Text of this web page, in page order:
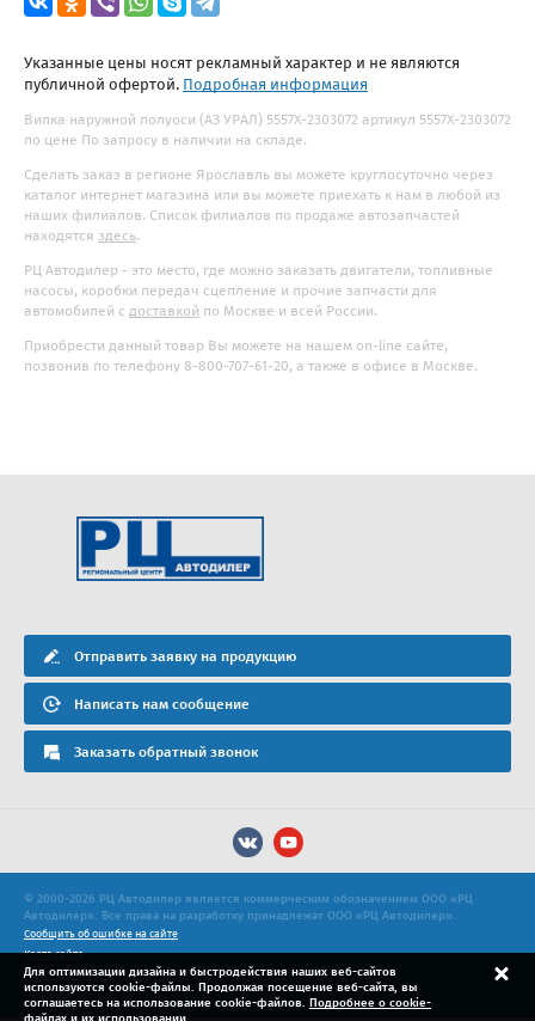
Указанные цены носят рекламный характер и не являются
публичной офертой. Подробная информация
Вилка наружной полуоси (АЗ УРАЛ) 5557Х-2303072 артикул 5557Х-2303072
по цене По запросу в наличии на складе.
Сделать заказ в регионе Ярославль вы можете круглосуточно через
каталог интернет магазина или вы можете приехать к нам в любой из
наших филиалов. Список филиалов по продаже автозапчастей
находятся здесь.
РЦ Автодилер - это место, где можно заказать двигатели, топливные
насосы, коробки передач сцепление и прочие запчасти для
автомобилей с доставкой по Москве и всей России.
Приобрести данный товар Вы можете на нашем on-line сайте,
позвонив по телефону 8-800-707-61-20, а также в офисе в Москве.
Отправить заявку на продукцию
Написать нам сообщение
Заказать обратный звонок
© 2000-2026 РЦ Автодилер является коммерческим обозначением ООО «РЦ
Автодилер». Все права на разработку принадлежат ООО «РЦ Автодилер».
Сообщить об ошибке на сайте
Карта сайта
Политика конфиденциальности
Продвижение сайта
Для оптимизации дизайна и быстродействия наших веб-сайтов
используются cookie-файлы. Продолжая посещение веб-сайта, вы
соглашаетесь на использование cookie-файлов. Подробнее о cookie-